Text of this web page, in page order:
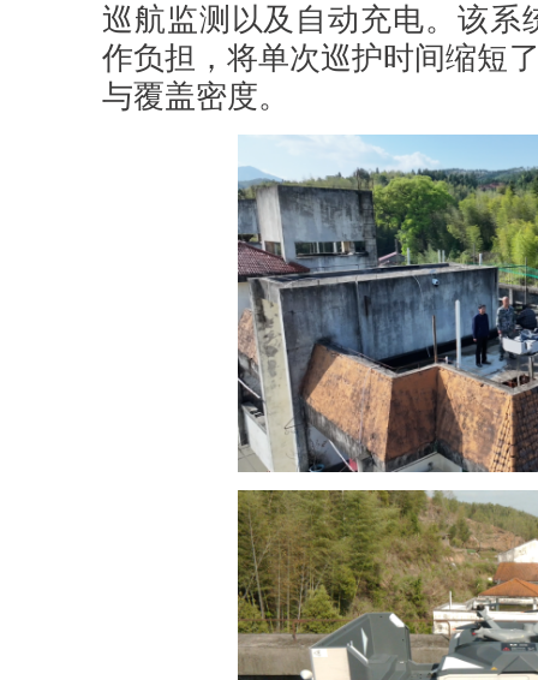
巡航监测以及自动充电。该系
作负担，将单次巡护时间缩短
与覆盖密度。